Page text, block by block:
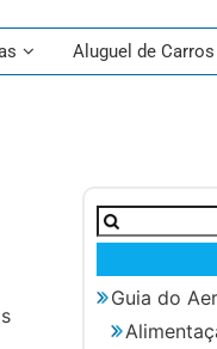
Aluguel de Carros
Pesquisar
por:
Guia do